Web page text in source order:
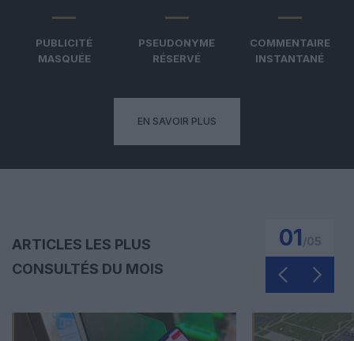
PUBLICITÉ
MASQUÉE
PSEUDONYME
RÉSERVÉ
COMMENTAIRE
INSTANTANÉ
EN SAVOIR PLUS
ARTICLES LES PLUS
CONSULTÉS DU MOIS
01